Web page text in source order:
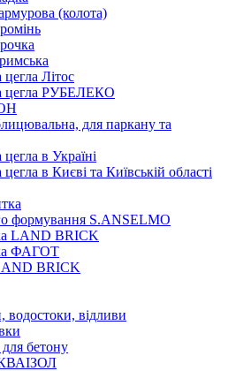
(колота)
Літос
цегла РУБЕЛЕКО
для паркану та
в Україні
в Києві та Київській області
формування S.ANSELMO
LAND BRICK
ФАГОТ
BRICK
відливи
бетону